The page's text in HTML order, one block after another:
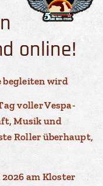
online!
begleiten wird
voller Vespa-
Musik und
Roller überhaupt,
am Kloster